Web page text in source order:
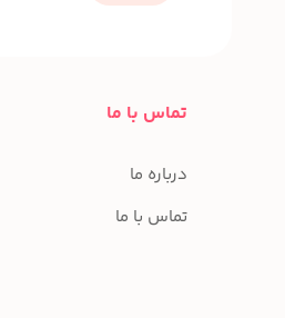
تماس با ما
درباره ما
تماس با ما